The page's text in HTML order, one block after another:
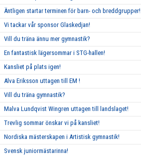
Äntligen startar terminen för barn- och breddgrupper!
Vi tackar vår sponsor Glaskedjan!
Vill du träna ännu mer gymnastik?
En fantastisk lägersommar i STG-hallen!
Kansliet på plats igen!
Alva Eriksson uttagen till EM !
Vill du träna gymnastik?
Malva Lundqvist Wingren uttagen till landslaget!
Trevlig sommar önskar vi på kansliet!
Nordiska mästerskapen i Artistisk gymnastik!
Svensk juniormästarinna!